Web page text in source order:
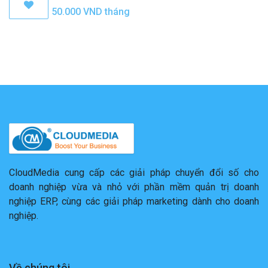
50.000VND tháng
CloudMedia cung cấp các giải pháp chuyển đổi số cho
doanh nghiệp vừa và nhỏ với phần mềm quản trị doanh
nghiệp ERP, cùng các giải pháp marketing dành cho doanh
nghiệp.